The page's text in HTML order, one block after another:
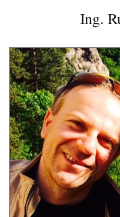
Ing.